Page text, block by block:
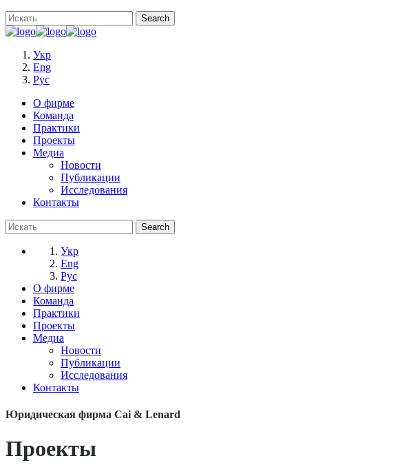
Укр
Eng
Рус
О фирме
Команда
Практики
Проекты
Медиа
Новости
Публикации
Исследования
Контакты
Укр
Eng
Рус
О фирме
Команда
Практики
Проекты
Медиа
Новости
Публикации
Исследования
Контакты
Юридическая фирма Cai & Lenard
Проекты